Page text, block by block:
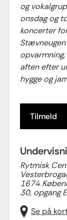
og
onsdag og
koncerter
aften efter
hygge og
Tilmeld
Rytmisk
1674
30, opgang
Se på